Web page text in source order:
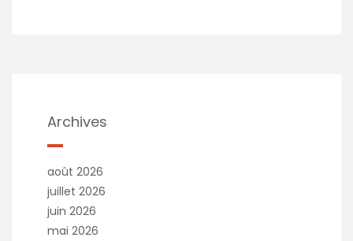
Archives
août 2026
juillet 2026
juin 2026
mai 2026